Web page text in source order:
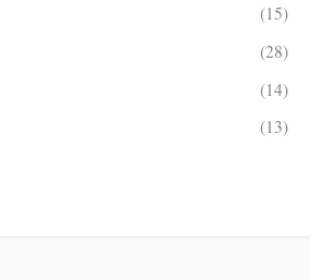
(15)
(28)
(14)
(13)